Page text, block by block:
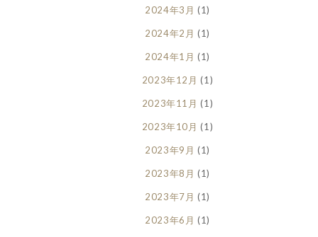
2024年3月 (1)
2024年2月 (1)
2024年1月 (1)
2023年12月 (1)
2023年11月 (1)
2023年10月 (1)
2023年9月 (1)
2023年8月 (1)
2023年7月 (1)
2023年6月 (1)